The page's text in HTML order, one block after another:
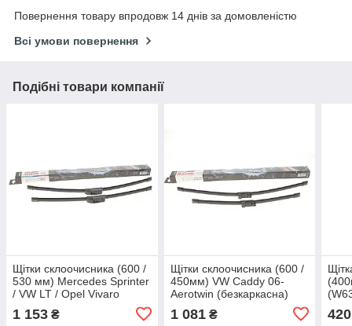
Повернення товару впродовж 14 днів за домовленістю
Всі умови повернення
Подібні товари компанії
Щітки склоочисника (600 /
530 мм) Mercedes Sprinter
/ VW LT / Opel Vivaro
Bosch 3397118996
1 153 ₴
Щітки склоочисника (600 /
450мм) VW Caddy 06-
Aerotwin (безкаркасна)
1 081₴ 420